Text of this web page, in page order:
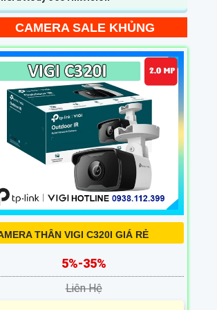
CAMERA SALE KHỦNG
THÂN VIGI C320I GIÁ RẺ
5%-35%
Liên Hệ